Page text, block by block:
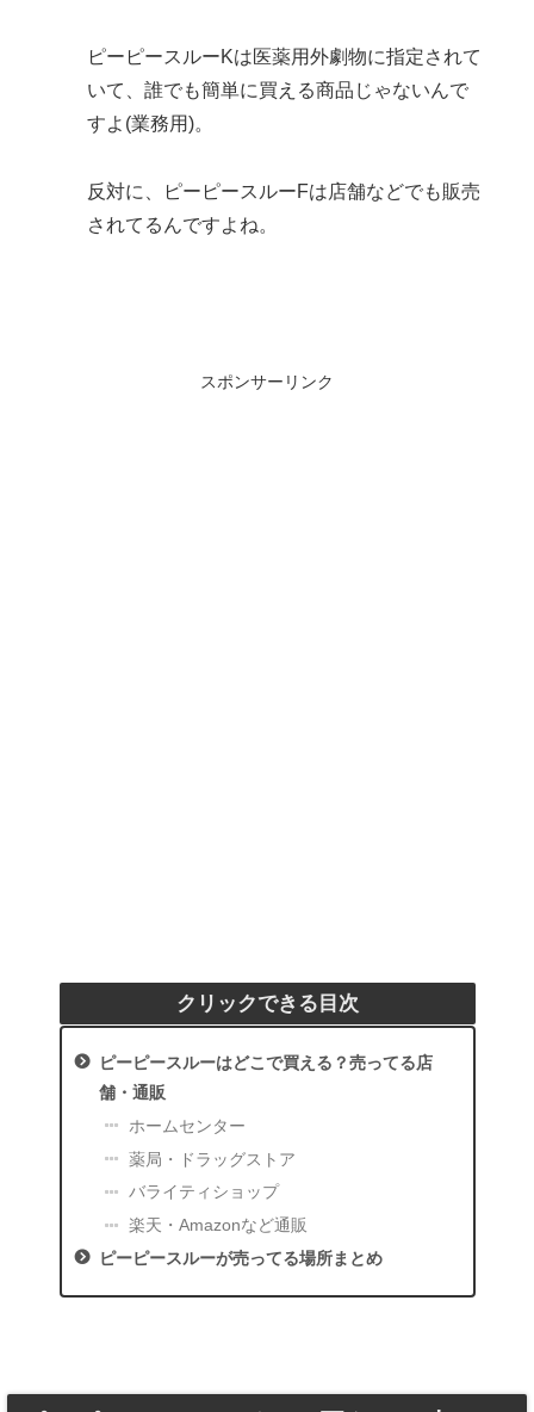
ピーピースルーKは医薬用外劇物に指定されて
いて、誰でも簡単に買える商品じゃないんで
すよ(業務用)。
反対に、ピーピースルーFは店舗などでも販売
されてるんですよね。
スポンサーリンク
クリックできる目次
ピーピースルーはどこで買える？売ってる店
舗・通販
ホームセンター
薬局・ドラッグストア
バライティショップ
楽天・Amazonなど通販
ピーピースルーが売ってる場所まとめ